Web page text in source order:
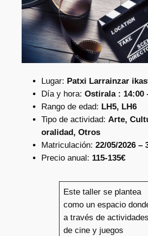
Lugar: Patxi Larrainzar
Día y hora: Ostirala : 14:00
Rango de edad: LH5, LH6
Tipo de actividad: Arte,
oralidad, Otros
Matriculación: 22/05/2026 –
Precio anual: 115-135€
Este taller se plantea
como un espacio
a través de actividades
de cine y juegos